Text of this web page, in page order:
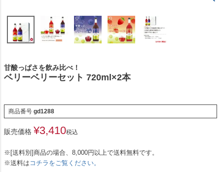
甘酸っぱさを飲み比べ！
ベリーベリーセット 720ml×2本
商品番号 gd1288
販売価格 ¥3,410税込
※[送料別]商品の場合、8,000円以上で送料無料です。
※送料は コチラをご覧ください。